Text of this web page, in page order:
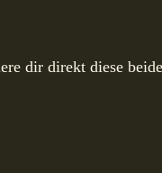
dir direkt diese